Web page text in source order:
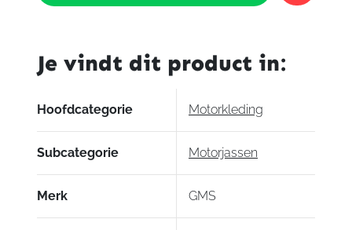
Shirt
032
Je vindt dit product in:
Hoofdcategorie Motorkleding
Subcategorie Motorjassen
Merk GMS